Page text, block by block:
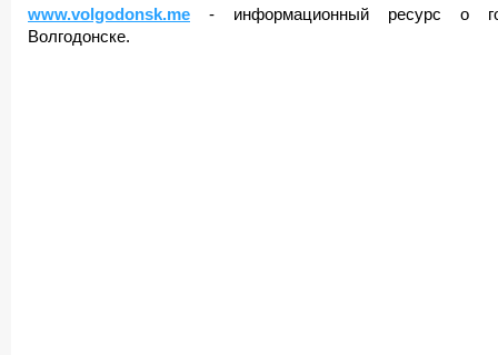
www.volgodonsk.me - информационный ресурс о
Волгодонске.